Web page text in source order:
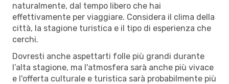
naturalmente, dal tempo libero che hai
effettivamente per viaggiare. Considera il clima della
città, la stagione turistica e il tipo di esperienza che
cerchi.
Dovresti anche aspettarti folle più grandi durante
l’alta stagione, ma l'atmosfera sarà anche più vivace
e l'offerta culturale e turistica sarà probabilmente più